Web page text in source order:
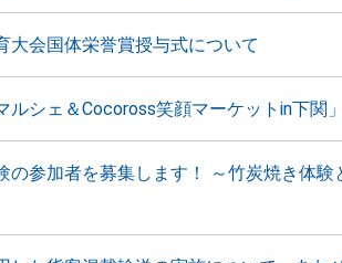
大会国体栄誉賞授与式について
ルシェ＆Cocoross笑顔マーケットin下関
の参加者を募集します！ ～竹炭焼き体